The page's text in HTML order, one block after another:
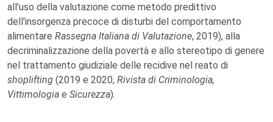
all'uso della valutazione come metodo predittivo
dell'insorgenza precoce di disturbi del comportamento
alimentare Rassegna Italiana di Valutazione, 2019), alla
decriminalizzazione della povertà e allo stereotipo di genere
nel trattamento giudiziale delle recidive nel reato di
shoplifting (2019 e 2020, Rivista di Criminologia,
Vittimologia e Sicurezza).